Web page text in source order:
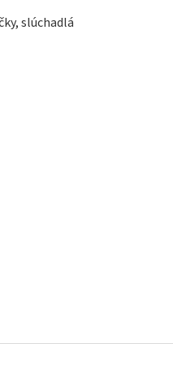
slúchadlá